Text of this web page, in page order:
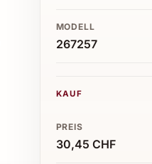
MODELL
267257
KAUF
PREIS
30,45 CHF